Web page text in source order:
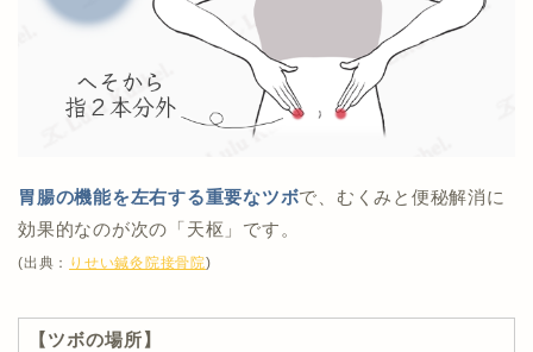
胃腸の機能を左右する重要なツボで、むくみと便秘解消に
効果的なのが次の「天枢」です。
(出典： りせい鍼灸院接骨院)
【ツボの場所】